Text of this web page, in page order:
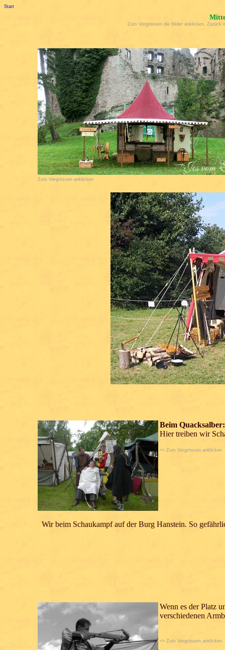
Start
Zum Vergrössen die Bilder anklicken,
Zum Vergrössen anklicken
Beim Quacksalber:
Hier treiben wir
<= Zum Vergrössen anklicken
Wir beim Schaukampf auf der Burg Hanstein. So
Wenn es der Platz
verschiedenen
<= Zum Vergrössen anklicken